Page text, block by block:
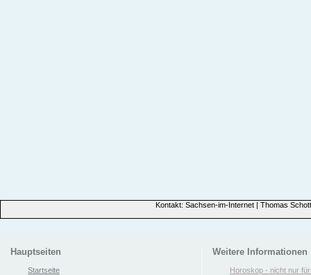
Kontakt: Sachsen-im-Internet | Thomas
Hauptseiten
Startseite
Weitere Informationen
Horoskop - nicht nur